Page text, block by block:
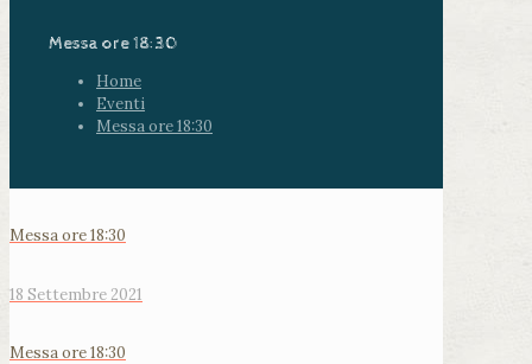
Messa ore 18:30
Home
Eventi
Messa ore 18:30
Messa ore 18:30
18 Settembre 2021
Messa ore 18:30